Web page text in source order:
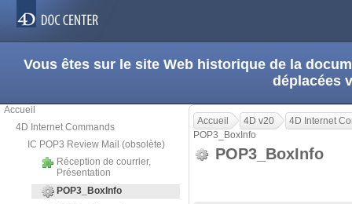
Vous êtes sur le site Web historique de la
déplacées
Accueil
4D Internet Commands
IC POP3 Review Mail (obsolète)
Réception de courrier,
Présentation
POP3_BoxInfo
Accueil 4D v20
4D Internet
POP3_BoxInfo
POP3_BoxInfo